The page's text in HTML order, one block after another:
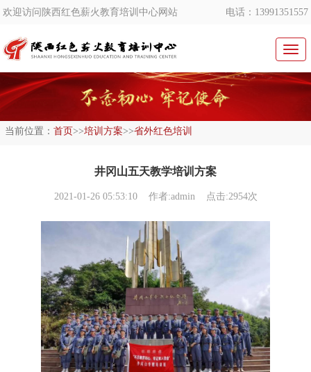
欢迎访问陕西红色薪火教育培训中心网站 电话：13991351557
切
换
导
航
当前位置： 首页>>培训方案>>省外红色培训
井冈山五天教学培训方案
2021-01-26 05:53:10作者:admin 点击:2954次